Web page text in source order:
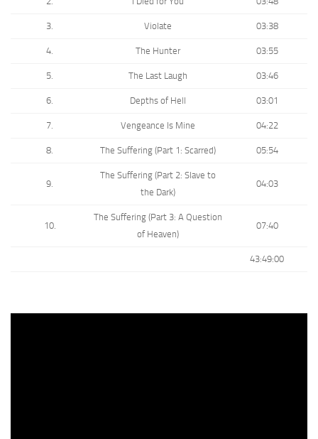
3. Violate 03:38
4. The Hunter 03:55
5. The Last Laugh 03:46
6. Depths of Hell 03:01
7. Vengeance Is Mine 04:22
8. The Suffering (Part 1: Scarred) 05:54
9.
The Suffering (Part 2: Slave to
the Dark)
04:03
10.
The Suffering (Part 3: A Question
of Heaven)
07:40
43:49:00